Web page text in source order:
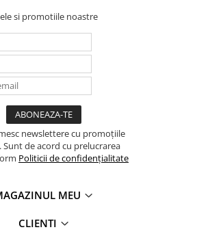
si promotiile noastre
newslettere cu promoțiile
Sunt de acord cu prelucrarea
Politicii de confidențialitate
MEU
CLIENTI